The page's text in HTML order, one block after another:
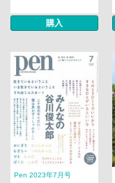
購入
Pen 2023年7月号